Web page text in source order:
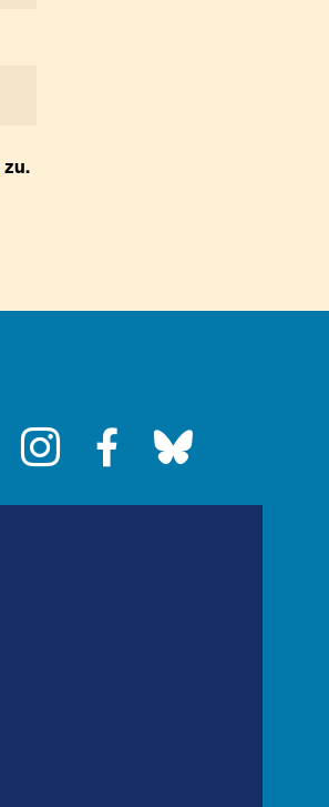
zu.
InstagramFacebook